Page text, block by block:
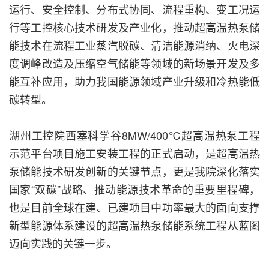
运行、安全控制、分布式协同、流程重构、变工况运
行等工控核心技术研发及产业化，推动超高温热泵储
能技术在流程工业蒸汽脱碳、清洁能源消纳、火电深
度调峰改造及压缩空气储能等领域的新场景开发及多
能互补应用，助力我国能源领域产业升级和冷热能低
碳转型。
湖州工控院西塞科学谷8MW/400℃超高温热泵工程
示范平台项目施工安装工程的正式启动，是超高温热
泵储能技术研发创新的关键节点，更是我院深化落实
国家“双碳”战略、推动能源技术革命的重要里程碑，
也是目前全球在建、已建项目中功率最大的面向支撑
新型能源体系建设的超高温热泵储能系统工程从蓝图
迈向实践的关键一步。